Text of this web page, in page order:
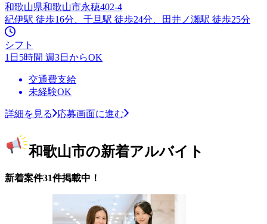
和歌山県和歌山市永穂402-4
紀伊駅 徒歩16分、千旦駅 徒歩24分、田井ノ瀬駅 徒歩25分
シフト
1日5時間 週3日からOK
交通費支給
未経験OK
詳細を見る 応募画面に進む
和歌山市の新着アルバイト
新着案件31件掲載中！